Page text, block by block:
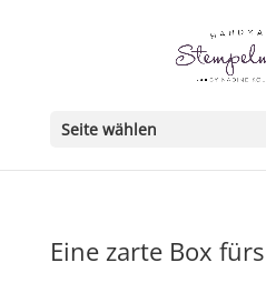
Seite wählen
Eine zarte Box